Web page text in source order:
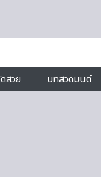
สวย บทสวดมนต์